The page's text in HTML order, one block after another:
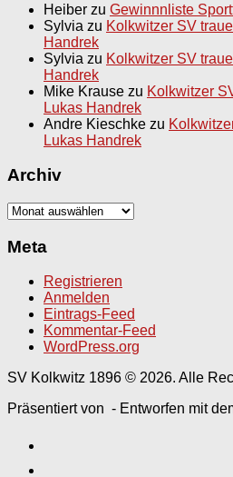
Heiber zu Gewinnnliste
Sylvia zu Kolkwitzer SV
Handrek
Sylvia zu Kolkwitzer SV
Handrek
Mike Krause zu Kolkwitzer
Lukas Handrek
Andre Kieschke zu
Lukas Handrek
Archiv
Archiv
Meta
Registrieren
Anmelden
Eintrags-Feed
Kommentar-Feed
WordPress.org
SV Kolkwitz 1896 © 2026. Alle
Präsentiert von - Entworfen mit